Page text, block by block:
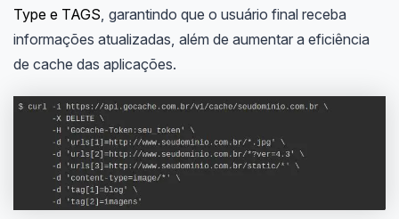
Type e TAGS, garantindo que o usuário final receba
informações atualizadas, além de aumentar a eficiência
de cache das aplicações.